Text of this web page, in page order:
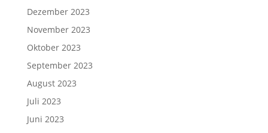
Dezember 2023
November 2023
Oktober 2023
September 2023
August 2023
Juli 2023
Juni 2023